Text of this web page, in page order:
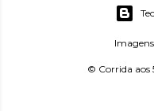
© Corrida aos